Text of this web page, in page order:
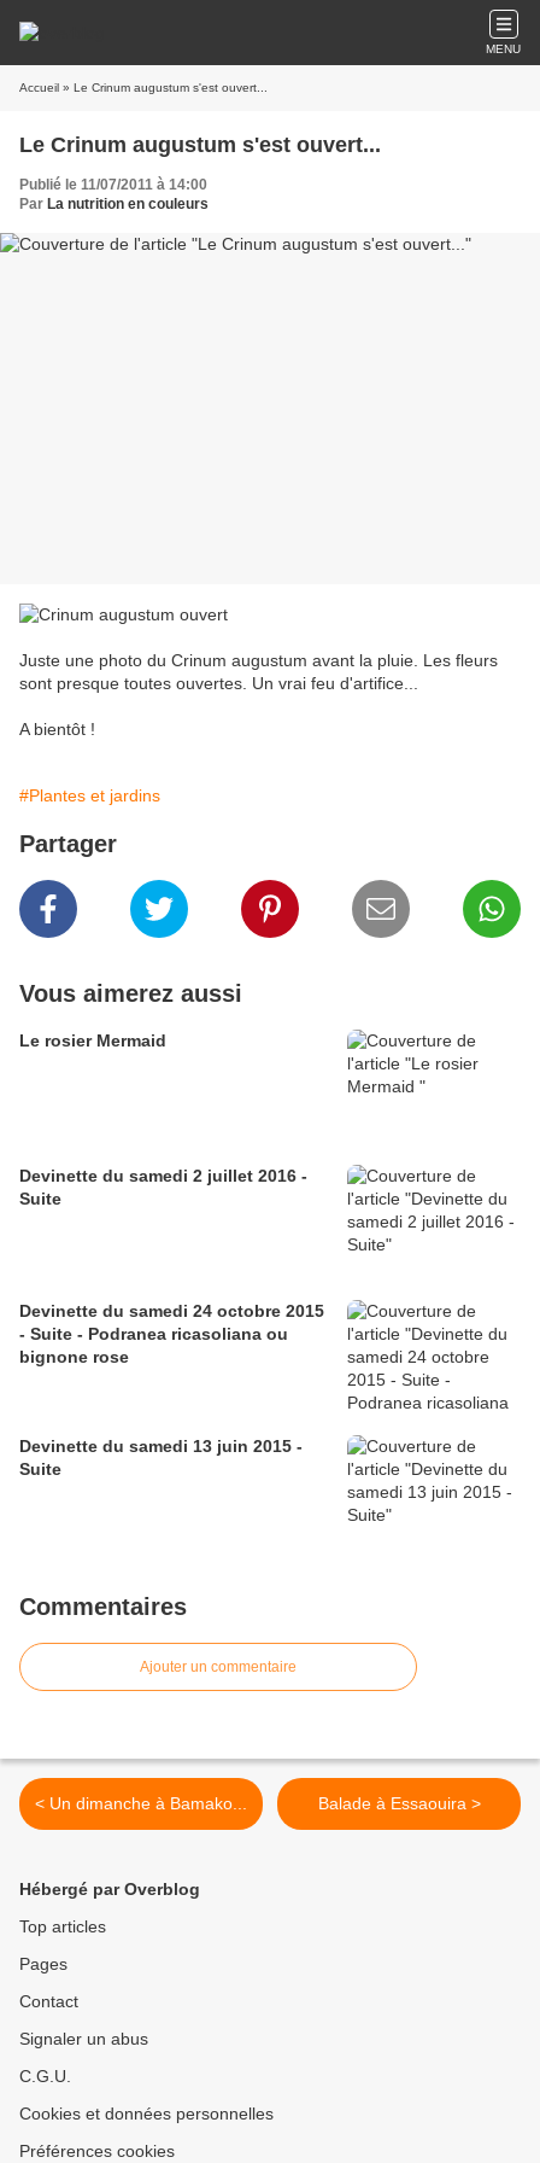
MENU
Accueil » Le Crinum augustum s'est ouvert...
Le Crinum augustum s'est ouvert...
Publié le 11/07/2011 à 14:00
Par La nutrition en couleurs
Juste une photo du Crinum augustum avant la pluie. Les fleurs
sont presque toutes ouvertes. Un vrai feu d'artifice...
A bientôt !
#Plantes et jardins
Partager
Vous aimerez aussi
Le rosier Mermaid
Devinette du samedi 2 juillet 2016 -
Suite
Devinette du samedi 24 octobre 2015
- Suite - Podranea ricasoliana ou
bignone rose
Devinette du samedi 13 juin 2015 -
Suite
Commentaires
Ajouter un commentaire
< Un dimanche à Bamako... Balade à Essaouira >
Hébergé par Overblog
Top articles
Pages
Contact
Signaler un abus
C.G.U.
Cookies et données personnelles
Préférences cookies